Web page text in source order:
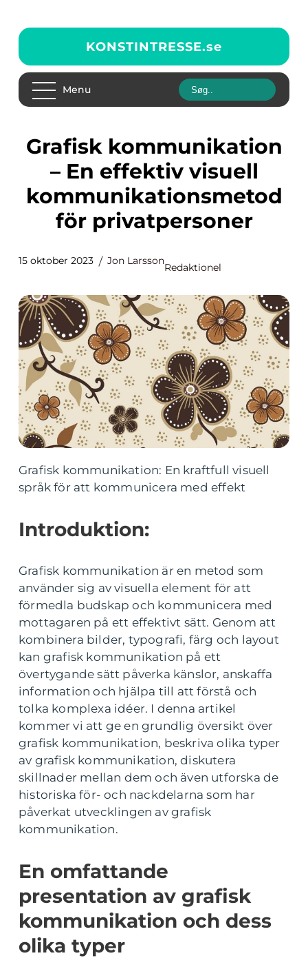
KONSTINTRESSE.se
Menu
Grafisk kommunikation
– En effektiv visuell
kommunikationsmetod
för privatpersoner
15 oktober 2023 Jon Larsson
Redaktionel
Grafisk kommunikation: En kraftfull visuell
språk för att kommunicera med effekt
Introduktion:
Grafisk kommunikation är en metod som
använder sig av visuella element för att
förmedla budskap och kommunicera med
mottagaren på ett effektivt sätt. Genom att
kombinera bilder, typografi, färg och layout
kan grafisk kommunikation på ett
övertygande sätt påverka känslor, anskaffa
information och hjälpa till att förstå och
tolka komplexa idéer. I denna artikel
kommer vi att ge en grundlig översikt över
grafisk kommunikation, beskriva olika typer
av grafisk kommunikation, diskutera
skillnader mellan dem och även utforska de
historiska för- och nackdelarna som har
påverkat utvecklingen av grafisk
kommunikation.
En omfattande
presentation av grafisk
kommunikation och dess
olika typer